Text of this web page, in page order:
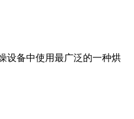
设备中使用最广泛的一种烘